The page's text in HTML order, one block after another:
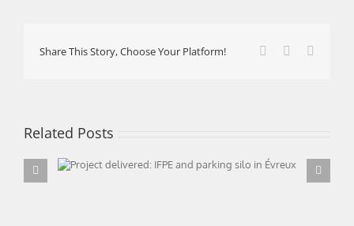
Share This Story, Choose Your Platform! Facebook
Related Posts
Project delivered: IFPE and parking silo in